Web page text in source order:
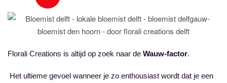
Florali Creations is altijd op zoek naar de Wauw-factor.
Het ultieme gevoel wanneer je zo enthousiast wordt dat je een